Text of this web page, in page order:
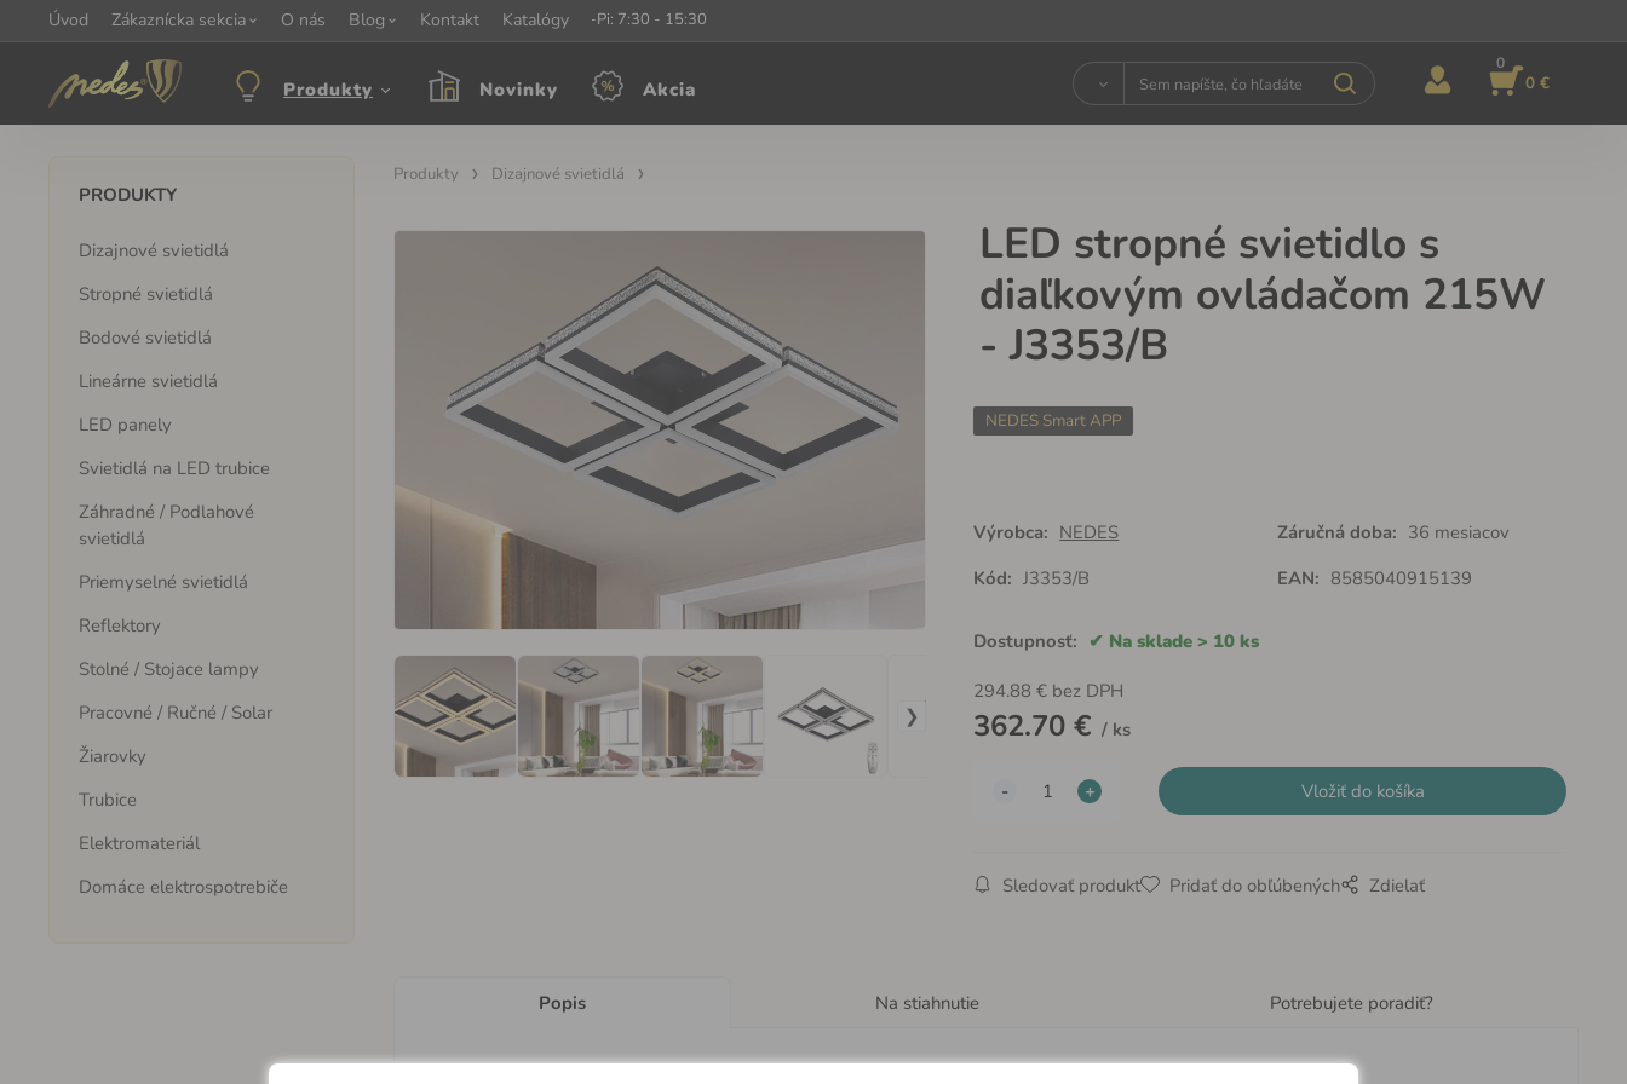
Úvod Zákaznícka sekcia O nás Blog Kontakt Katalógy
Informácie:info@nedes.sk Kontakt:+421 907 263 473Otváracie hodiny: Po-Pi: 7:30 - 15:30
Produkty Novinky Akcia
0
0 €
PRODUKTY
Dizajnové svietidlá
Stropné svietidlá
Bodové svietidlá
Lineárne svietidlá
LED panely
Svietidlá na LED trubice
Záhradné / Podlahové
svietidlá
Priemyselné svietidlá
Reflektory
Stolné / Stojace lampy
Pracovné / Ručné / Solar
Žiarovky
Trubice
Elektromateriál
Domáce elektrospotrebiče
Produkty Dizajnové svietidlá
LED stropné svietidlo s
diaľkovým ovládačom 215W
- J3353/B
NEDES Smart APP
Výrobca: NEDES Záručná doba: 36 mesiacov
Kód: J3353/B EAN: 8585040915139
Dostupnosť: Na sklade > 10 ks
294.88 € bez DPH
362.70 € ks
Sledovať produkt Pridať do obľúbených Zdielať
Popis Na stiahnutie Potrebujete poradiť?